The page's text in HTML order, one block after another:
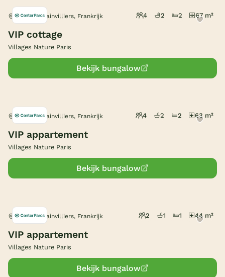
Bailly-Romainvilliers, Frankrijk 4 2 2 67 m²
VIP cottage
Villages Nature Paris
Bekijk bungalow
Bailly-Romainvilliers, Frankrijk 4 2 2 63 m²
VIP appartement
Villages Nature Paris
Bekijk bungalow
Bailly-Romainvilliers, Frankrijk 2 1 1 44 m²
VIP appartement
Villages Nature Paris
Bekijk bungalow